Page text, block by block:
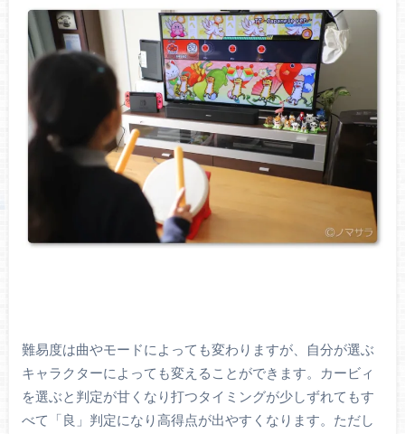
難易度は曲やモードによっても変わりますが、自分が選ぶ
キャラクターによっても変えることができます。カービィ
を選ぶと判定が甘くなり打つタイミングが少しずれてもす
べて「良」判定になり高得点が出やすくなります。ただし